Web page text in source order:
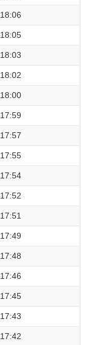
18:06
18:05
18:03
18:02
18:00
17:59
17:57
17:55
17:54
17:52
17:51
17:49
17:48
17:46
17:45
17:43
17:42